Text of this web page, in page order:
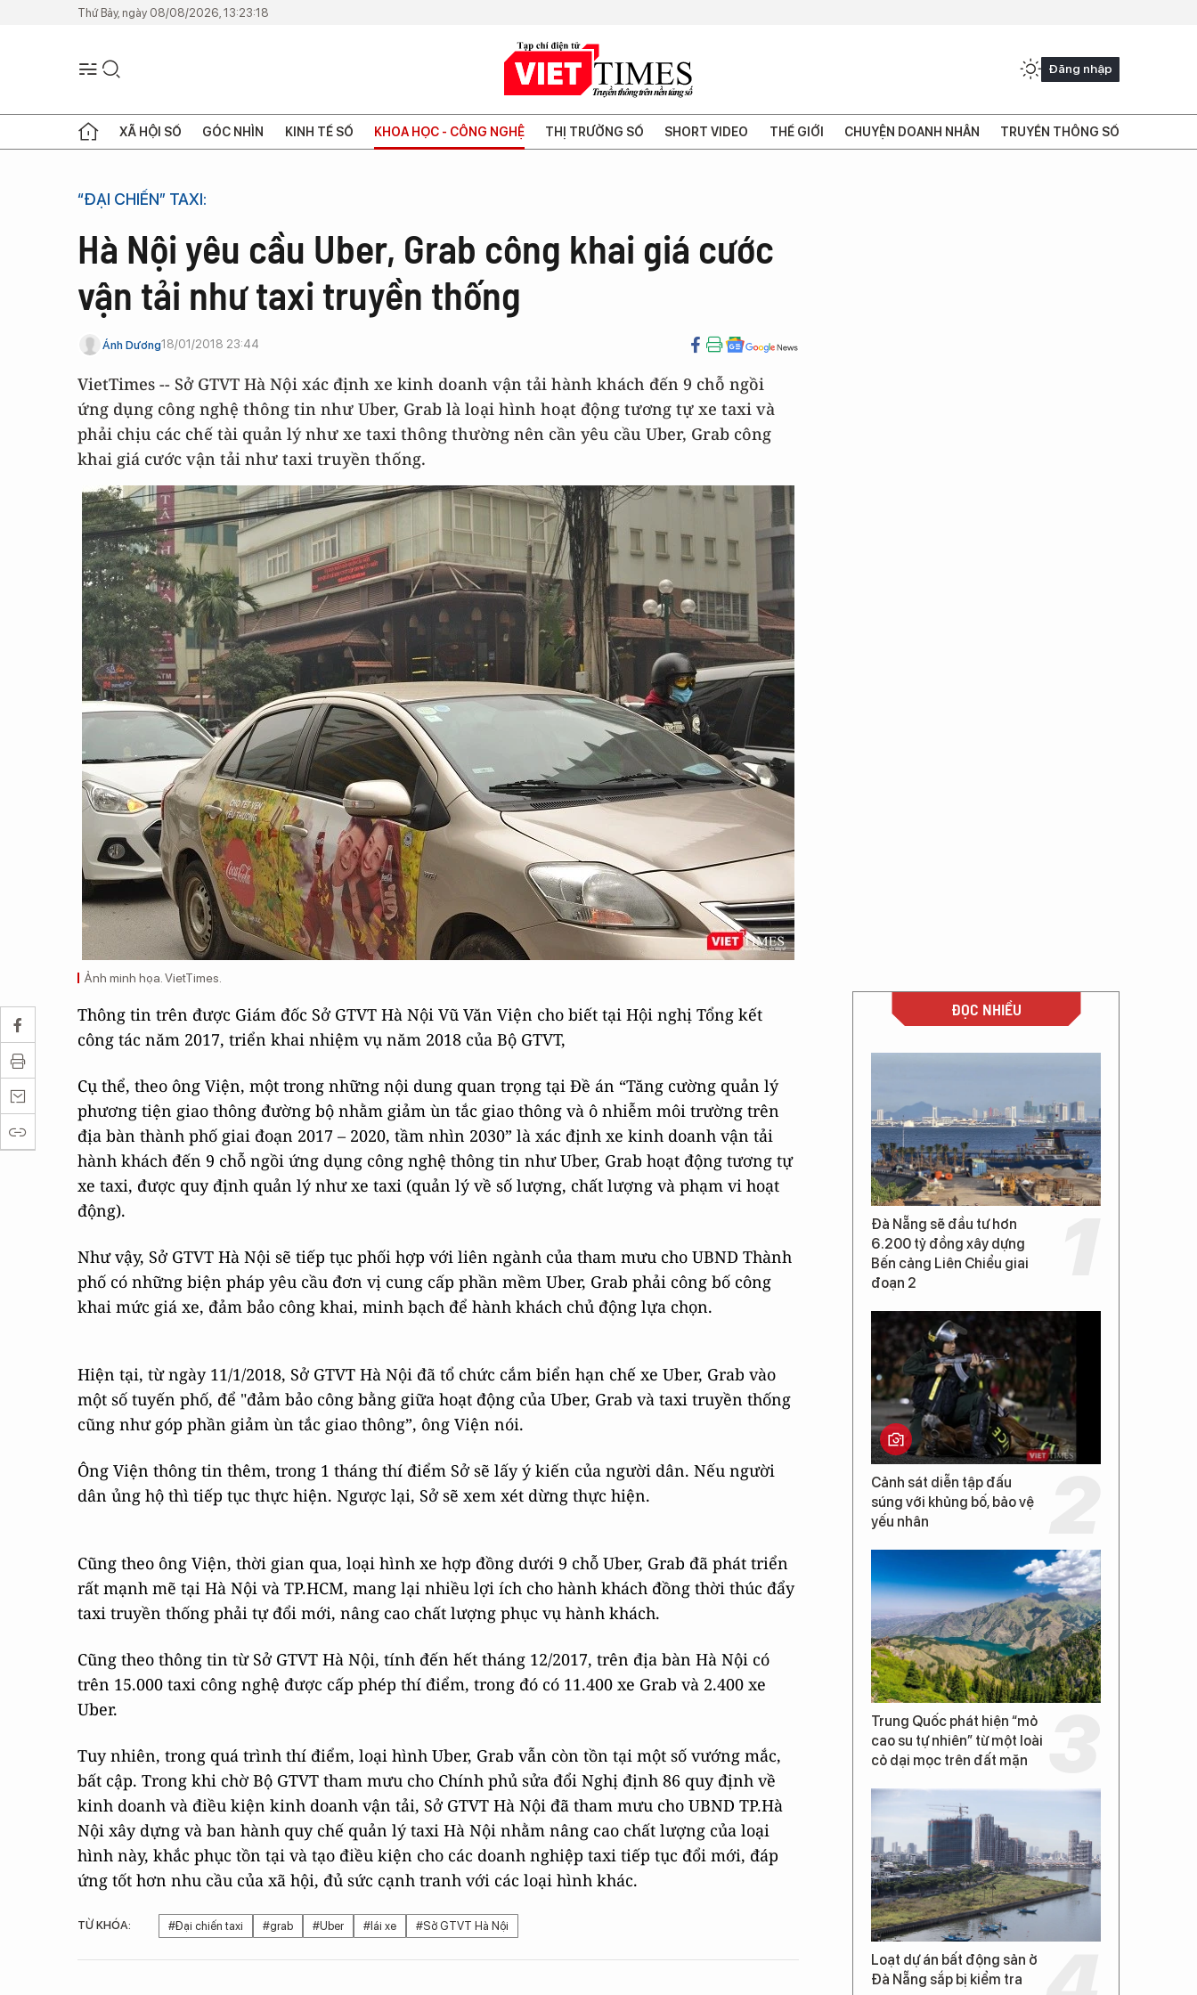
Thứ Bảy, ngày 08/08/2026, 13:23:18
Đăng nhập
XÃ HỘI SỐ GÓC NHÌN KINH TẾ SỐ KHOA HỌC - CÔNG NGHỆ THỊ TRƯỜNG SỐ SHORT VIDEO THẾ GIỚI CHUYỆN DOANH NHÂN TRUYỀN THÔNG SỐ
“ĐẠI CHIẾN” TAXI:
Hà Nội yêu cầu Uber, Grab công khai giá cước
vận tải như taxi truyền thống
Ánh Dương18/01/2018 23:44
VietTimes -- Sở GTVT Hà Nội xác định xe kinh doanh vận tải hành khách đến 9 chỗ ngồi
ứng dụng công nghệ thông tin như Uber, Grab là loại hình hoạt động tương tự xe taxi và
phải chịu các chế tài quản lý như xe taxi thông thường nên cần yêu cầu Uber, Grab công
khai giá cước vận tải như taxi truyền thống.
Ảnh minh họa. VietTimes.
Thông tin trên được Giám đốc Sở GTVT Hà Nội Vũ Văn Viện cho biết tại Hội nghị Tổng kết
công tác năm 2017, triển khai nhiệm vụ năm 2018 của Bộ GTVT,
Cụ thể, theo ông Viện, một trong những nội dung quan trọng tại Đề án “Tăng cường quản lý
phương tiện giao thông đường bộ nhằm giảm ùn tắc giao thông và ô nhiễm môi trường trên
địa bàn thành phố giai đoạn 2017 – 2020, tầm nhìn 2030” là xác định xe kinh doanh vận tải
hành khách đến 9 chỗ ngồi ứng dụng công nghệ thông tin như Uber, Grab hoạt động tương tự
xe taxi, được quy định quản lý như xe taxi (quản lý về số lượng, chất lượng và phạm vi hoạt
động).
Như vậy, Sở GTVT Hà Nội sẽ tiếp tục phối hợp với liên ngành của tham mưu cho UBND Thành
phố có những biện pháp yêu cầu đơn vị cung cấp phần mềm Uber, Grab phải công bố công
khai mức giá xe, đảm bảo công khai, minh bạch để hành khách chủ động lựa chọn.
Hiện tại, từ ngày 11/1/2018, Sở GTVT Hà Nội đã tổ chức cắm biển hạn chế xe Uber, Grab vào
một số tuyến phố, để "đảm bảo công bằng giữa hoạt động của Uber, Grab và taxi truyền thống
cũng như góp phần giảm ùn tắc giao thông”, ông Viện nói.
Ông Viện thông tin thêm, trong 1 tháng thí điểm Sở sẽ lấy ý kiến của người dân. Nếu người
dân ủng hộ thì tiếp tục thực hiện. Ngược lại, Sở sẽ xem xét dừng thực hiện.
Cũng theo ông Viện, thời gian qua, loại hình xe hợp đồng dưới 9 chỗ Uber, Grab đã phát triển
rất mạnh mẽ tại Hà Nội và TP.HCM, mang lại nhiều lợi ích cho hành khách đồng thời thúc đẩy
taxi truyền thống phải tự đổi mới, nâng cao chất lượng phục vụ hành khách.
Cũng theo thông tin từ Sở GTVT Hà Nội, tính đến hết tháng 12/2017, trên địa bàn Hà Nội có
trên 15.000 taxi công nghệ được cấp phép thí điểm, trong đó có 11.400 xe Grab và 2.400 xe
Uber.
Tuy nhiên, trong quá trình thí điểm, loại hình Uber, Grab vẫn còn tồn tại một số vướng mắc,
bất cập. Trong khi chờ Bộ GTVT tham mưu cho Chính phủ sửa đổi Nghị định 86 quy định về
kinh doanh và điều kiện kinh doanh vận tải, Sở GTVT Hà Nội đã tham mưu cho UBND TP.Hà
Nội xây dựng và ban hành quy chế quản lý taxi Hà Nội nhằm nâng cao chất lượng của loại
hình này, khắc phục tồn tại và tạo điều kiện cho các doanh nghiệp taxi tiếp tục đổi mới, đáp
ứng tốt hơn nhu cầu của xã hội, đủ sức cạnh tranh với các loại hình khác.
TỪ KHÓA: #Đại chiến taxi #grab #Uber #lái xe #Sở GTVT Hà Nội
ĐỌC NHIỀU
Đà Nẵng sẽ đầu tư hơn
6.200 tỷ đồng xây dựng
Bến cảng Liên Chiểu giai
đoạn 2
Cảnh sát diễn tập đấu
súng với khủng bố, bảo vệ
yếu nhân
Trung Quốc phát hiện “mỏ
cao su tự nhiên” từ một loài
cỏ dại mọc trên đất mặn
Loạt dự án bất động sản ở
Đà Nẵng sắp bị kiểm tra